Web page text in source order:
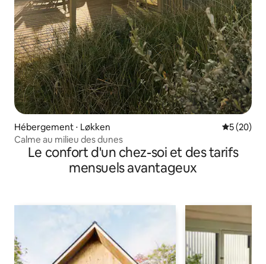
Hébergement ⋅ Løkken
5 (20)
Calme au milieu des dunes
Le confort d'un chez-soi et des tarifs
mensuels avantageux